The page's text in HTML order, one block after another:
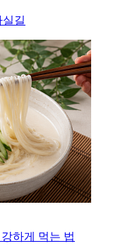
길
하게 먹는 법